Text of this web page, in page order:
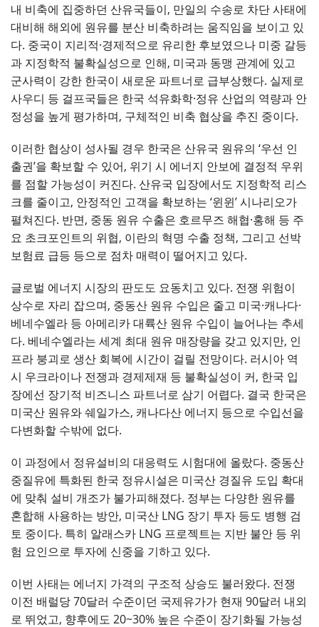
내 비축에 집중하던 산유국들이, 만일의 수송로 차단 사태에
대비해 해외에 원유를 분산 비축하려는 움직임을 보이고 있
다. 중국이 지리적·경제적으로 유리한 후보였으나 미중 갈등
과 지정학적 불확실성으로 인해, 미국과 동맹 관계에 있고
군사력이 강한 한국이 새로운 파트너로 급부상했다. 실제로
사우디 등 걸프국들은 한국 석유화학·정유 산업의 역량과 안
정성을 높게 평가하며, 구체적인 비축 협상을 추진 중이다.
이러한 협상이 성사될 경우 한국은 산유국 원유의 ‘우선 인
출권’을 확보할 수 있어, 위기 시 에너지 안보에 결정적 우위
를 점할 가능성이 커진다. 산유국 입장에서도 지정학적 리스
크를 줄이고, 안정적인 고객을 확보하는 ‘윈윈’ 시나리오가
펼쳐진다. 반면, 중동 원유 수출은 호르무즈 해협·홍해 등 주
요 초크포인트의 위협, 이란의 혁명 수출 정책, 그리고 선박
보험료 급등 등으로 점차 매력이 떨어지고 있다.
글로벌 에너지 시장의 판도도 요동치고 있다. 전쟁 위험이
상수로 자리 잡으며, 중동산 원유 수입은 줄고 미국·캐나다·
베네수엘라 등 아메리카 대륙산 원유 수입이 늘어나는 추세
다. 베네수엘라는 세계 최대 원유 매장량을 갖고 있지만, 인
프라 붕괴로 생산 회복에 시간이 걸릴 전망이다. 러시아 역
시 우크라이나 전쟁과 경제제재 등 불확실성이 커, 한국 입
장에선 장기적 비즈니스 파트너로 삼기 어렵다. 결국 한국은
미국산 원유와 쉐일가스, 캐나다산 에너지 등으로 수입선을
다변화할 수밖에 없다.
이 과정에서 정유설비의 대응력도 시험대에 올랐다. 중동산
중질유에 특화된 한국 정유시설은 미국산 경질유 도입 확대
에 맞춰 설비 개조가 불가피해졌다. 정부는 다양한 원유를
혼합해 사용하는 방안, 미국산 LNG 장기 투자 등도 병행 검
토 중이다. 특히 알래스카 LNG 프로젝트는 지반 불안 등 위
험 요인으로 투자에 신중을 기하고 있다.
이번 사태는 에너지 가격의 구조적 상승도 불러왔다. 전쟁
이전 배럴당 70달러 수준이던 국제유가가 현재 90달러 내외
로 뛰었고, 향후에도 20~30% 높은 수준이 장기화될 가능성